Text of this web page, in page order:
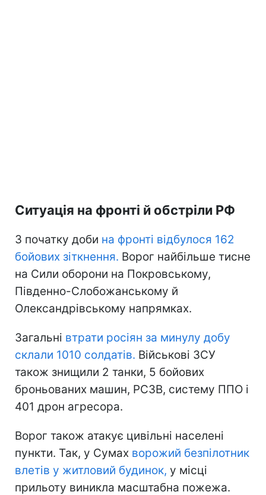
Ситуація на фронті й обстріли РФ
З початку доби на фронті відбулося 162
бойових зіткнення. Ворог найбільше тисне
на Сили оборони на Покровському,
Південно-Слобожанському й
Олександрівському напрямках.
Загальні втрати росіян за минулу добу
склали 1010 солдатів. Військові ЗСУ
також знищили 2 танки, 5 бойових
броньованих машин, РСЗВ, систему ППО і
401 дрон агресора.
Ворог також атакує цивільні населені
пункти. Так, у Сумах ворожий безпілотник
влетів у житловий будинок, у місці
прильоту виникла масштабна пожежа.